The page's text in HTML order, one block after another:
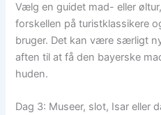
Vælg en guidet mad- eller
forskellen på turistklassikere
bruger. Det kan være særligt
aften til at få den bayerske
huden.
Dag 3: Museer, slot, Isar eller